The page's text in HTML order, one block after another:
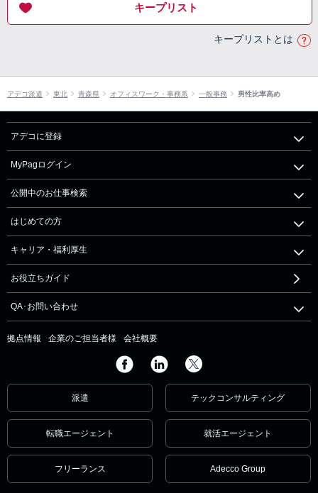
キープリスト
キープリストとは
アデコ派遣 東北 青森県 オフィスワーク・事務系 一般事務 男性比率高め
アデコに登録
MyPagログイン
公開中のお仕事検索
はじめての方
キャリア・福利厚生
お役立ちガイド
QA･お問い合わせ
拠点情報 企業のご担当者様 会社概要
派遣 テックコンサルティング
転職エージェント 就活エージェント
フリーランス Adecco Group